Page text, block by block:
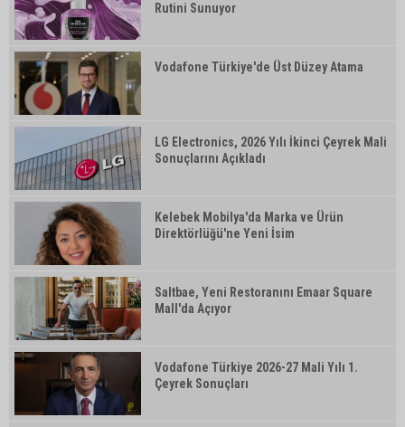
Rutini Sunuyor
Vodafone Türkiye'de Üst Düzey Atama
LG Electronics, 2026 Yılı İkinci Çeyrek Mali
Sonuçlarını Açıkladı
Kelebek Mobilya'da Marka ve Ürün
Direktörlüğü'ne Yeni İsim
Saltbae, Yeni Restoranını Emaar Square
Mall'da Açıyor
Vodafone Türkiye 2026-27 Mali Yılı 1.
Çeyrek Sonuçları